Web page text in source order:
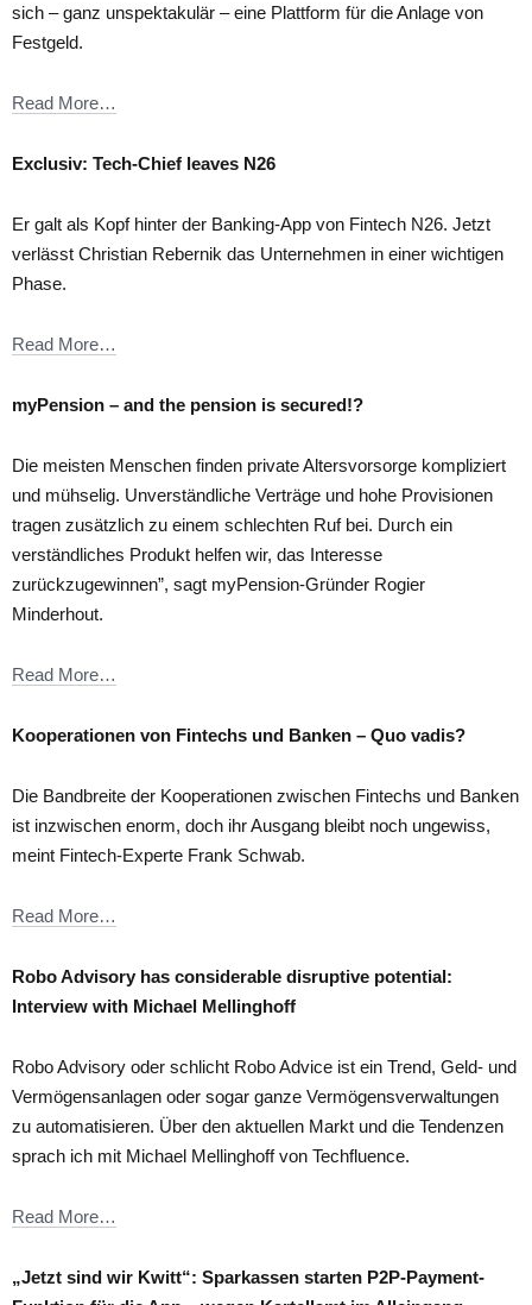
sich – ganz unspektakulär – eine Plattform für die Anlage von
Festgeld.
Read More…
Exclusiv: Tech-Chief leaves N26
Er galt als Kopf hinter der Banking-App von Fintech N26. Jetzt
verlässt Christian Rebernik das Unternehmen in einer wichtigen
Phase.
Read More…
myPension – and the pension is secured!?
Die meisten Menschen finden private Altersvorsorge kompliziert
und mühselig. Unverständliche Verträge und hohe Provisionen
tragen zusätzlich zu einem schlechten Ruf bei. Durch ein
verständliches Produkt helfen wir, das Interesse
zurückzugewinnen”, sagt myPension-Gründer Rogier
Minderhout.
Read More…
Kooperationen von Fintechs und Banken – Quo vadis?
Die Bandbreite der Kooperationen zwischen Fintechs und Banken
ist inzwischen enorm, doch ihr Ausgang bleibt noch ungewiss,
meint Fintech-Experte Frank Schwab.
Read More…
Robo Advisory has considerable disruptive potential:
Interview with Michael Mellinghoff
Robo Advisory oder schlicht Robo Advice ist ein Trend, Geld- und
Vermögensanlagen oder sogar ganze Vermögensverwaltungen
zu automatisieren. Über den aktuellen Markt und die Tendenzen
sprach ich mit Michael Mellinghoff von Techfluence.
Read More…
„Jetzt sind wir Kwitt“: Spar­kassen starten P2P-Payment-